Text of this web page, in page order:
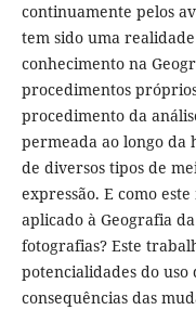
continuamente pelos
tem sido uma
conhecimento na
procedimentos
procedimento da
permeada ao longo da
de diversos tipos de
expressão. E como
aplicado à Geografia
fotografias? Este
potencialidades do
consequências das